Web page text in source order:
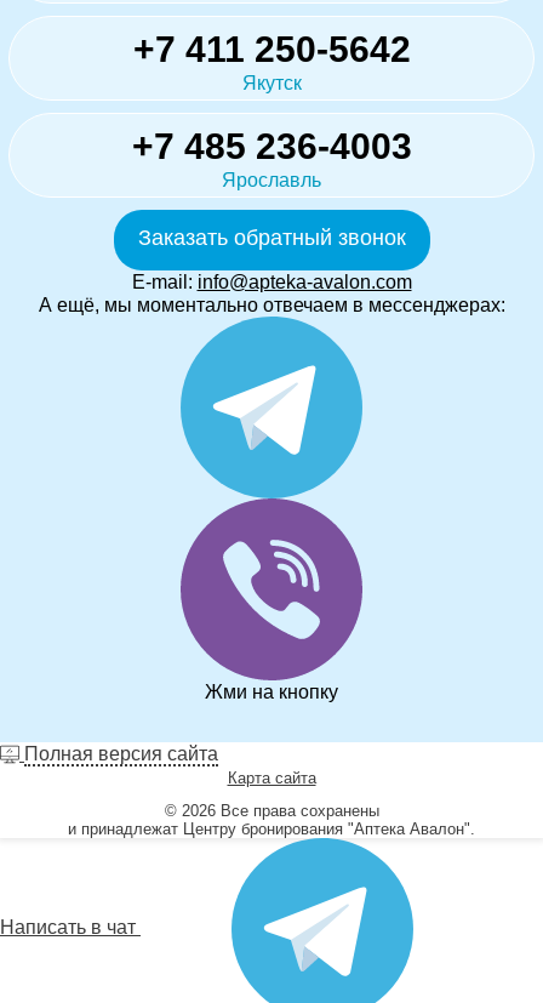
+7 411 250-5642
Якутск
+7 485 236-4003
Ярославль
Заказать обратный звонок
E-mail: info@apteka-avalon.com
А ещё, мы моментально отвечаем в мессенджерах:
Жми на кнопку
Полная версия сайта
Карта сайта
© 2026 Все права сохранены
и принадлежат Центру бронирования "Аптека Авалон".
Написать в чат